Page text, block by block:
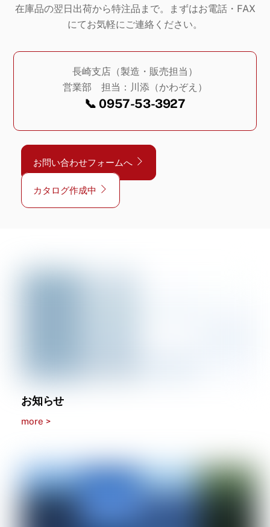
在庫品の翌日出荷から特注品まで。まずはお電話・FAX
にてお気軽にご連絡ください。
長崎支店（製造・販売担当）
営業部 担当：川添（かわぞえ）
📞 0957-53-3927
お問い合わせフォームへ
カタログ作成中
お知らせ
more >